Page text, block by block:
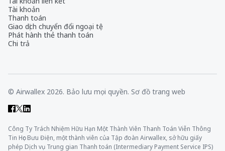
Tài khoản
Thanh toán
Giao dịch chuyển đổi ngoại tệ
Phát hành thẻ thanh toán
Chi trả
© Airwallex 2026. Bảo lưu mọi quyền. Sơ đồ trang web
Công Ty Trách Nhiệm Hữu Hạn Một Thành Viên Thanh Toán Viễn Thông
Tin Học Bưu Điện, một thành viên của Tập đoàn Airwallex, sở hữu giấy
phép Dịch vụ Trung gian Thanh toán (Intermediary Payment Service IPS)